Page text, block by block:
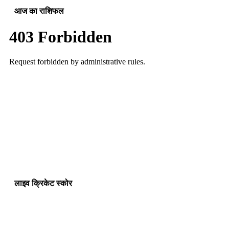
आज का राशिफल
लाइव क्रिकेट स्कोर